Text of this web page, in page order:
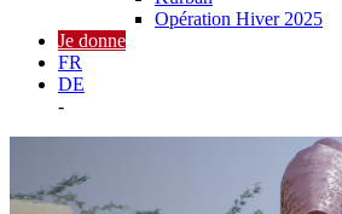
Opération Hiver 2025
Je donne
FR
DE
-